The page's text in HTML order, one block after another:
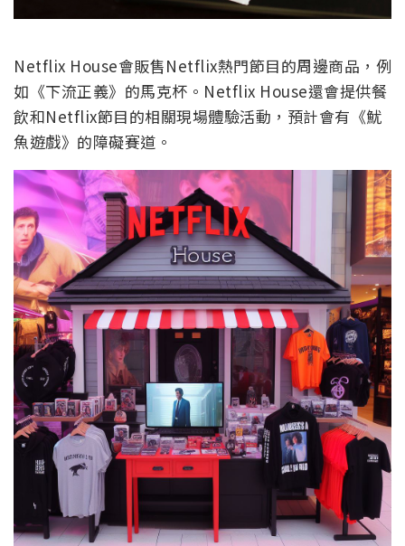
Netflix House會販售Netflix熱門節目的周邊商品，例
如《下流正義》的馬克杯。Netflix House還會提供餐
飲和Netflix節目的相關現場體驗活動，預計會有《魷
魚遊戲》的障礙賽道。